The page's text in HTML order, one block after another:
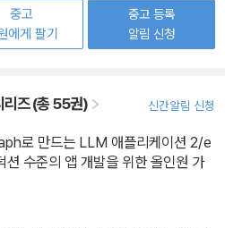
중고
에게 팔기
중고 등록
알림 신청
리즈 (총 55권) 신간알림 신청
로 만드는 LLM 애플리케이션 2/e
션 수준의 앱 개발을 위한 올인원 가